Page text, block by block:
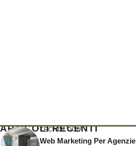
ARTICOLI RECENTI
TECNOLOGIA
Web Marketing Per Agenzie